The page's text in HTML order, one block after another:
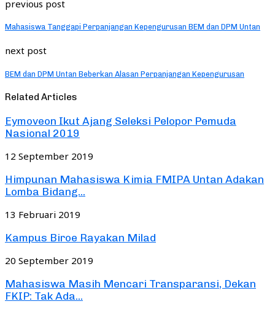
previous post
Mahasiswa Tanggapi Perpanjangan Kepengurusan BEM dan DPM Untan
next post
BEM dan DPM Untan Beberkan Alasan Perpanjangan Kepengurusan
Related Articles
Eymoveon Ikut Ajang Seleksi Pelopor Pemuda
Nasional 2019
12 September 2019
Himpunan Mahasiswa Kimia FMIPA Untan Adakan
Lomba Bidang...
13 Februari 2019
Kampus Biroe Rayakan Milad
20 September 2019
Mahasiswa Masih Mencari Transparansi, Dekan
FKIP: Tak Ada...